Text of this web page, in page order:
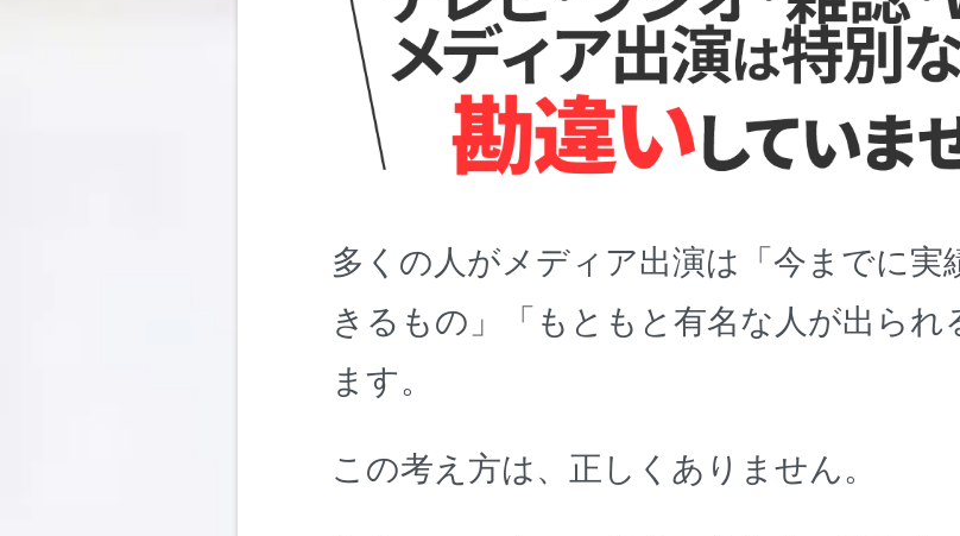
多くの人がメディア出演は「今までに実
きるもの」「もともと有名な人が出られ
ます。
この考え方は、正しくありません。